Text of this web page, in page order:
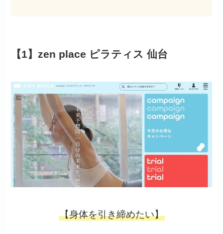
【1】zen place ピラティス 仙台
【身体を引き締めたい】